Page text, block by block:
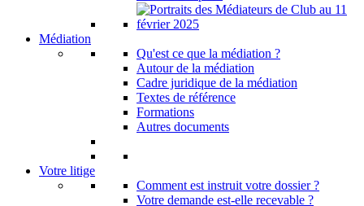
Médiation
Qu'est ce que la médiation ?
Autour de la médiation
Cadre juridique de la médiation
Textes de référence
Formations
Autres documents
Votre litige
Comment est instruit votre dossier ?
Votre demande est-elle recevable ?